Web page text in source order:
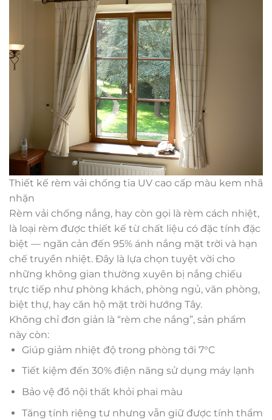
Thiết kế rèm vải chống tia UV cao cấp màu kem nhã
nhặn
Rèm vải chống nắng, hay còn gọi là rèm cách nhiệt,
là loại rèm được thiết kế từ chất liệu có đặc tính đặc
biệt — ngăn cản đến 95% ánh nắng mặt trời và hạn
chế truyền nhiệt. Đây là lựa chọn tuyệt vời cho
những không gian thường xuyên bị nắng chiếu
trực tiếp như phòng khách, phòng ngủ, văn phòng,
biệt thự, hay căn hộ mặt trời hướng Tây.
Không chỉ đơn giản là “rèm che nắng”, sản phẩm
này còn:
Giúp giảm nhiệt độ trong phòng tới 7°C
Tiết kiệm đến 30% điện năng sử dụng máy lạnh
Bảo vệ đồ nội thất khỏi phai màu
Tăng tính riêng tư nhưng vẫn giữ được tính thẩm